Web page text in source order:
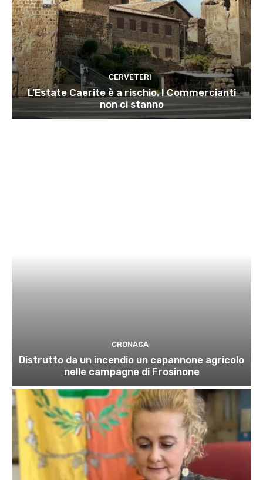
CERVETERI
L’Estate Caerite è a rischio. I Commercianti
non ci stanno
CRONACA
Distrutto da un incendio un capannone agricolo
nelle campagne di Frosinone